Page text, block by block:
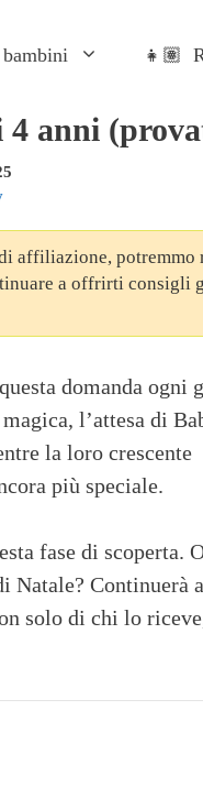
👧🏽
4 anni
affiliazione, potremmo
a offrirti consigli
domanda ogni
l’attesa di
la loro crescente
più speciale.
fase di scoperta.
Natale? Continuerà
solo di chi lo